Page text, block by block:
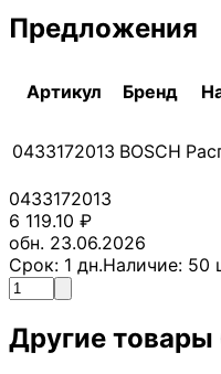
Предложения
Артикул Бренд
0433172013 BOSCH
0433172013
6 119.10 ₽
обн. 23.06.2026
Срок: 1 дн.Наличие: 50
Другие товары